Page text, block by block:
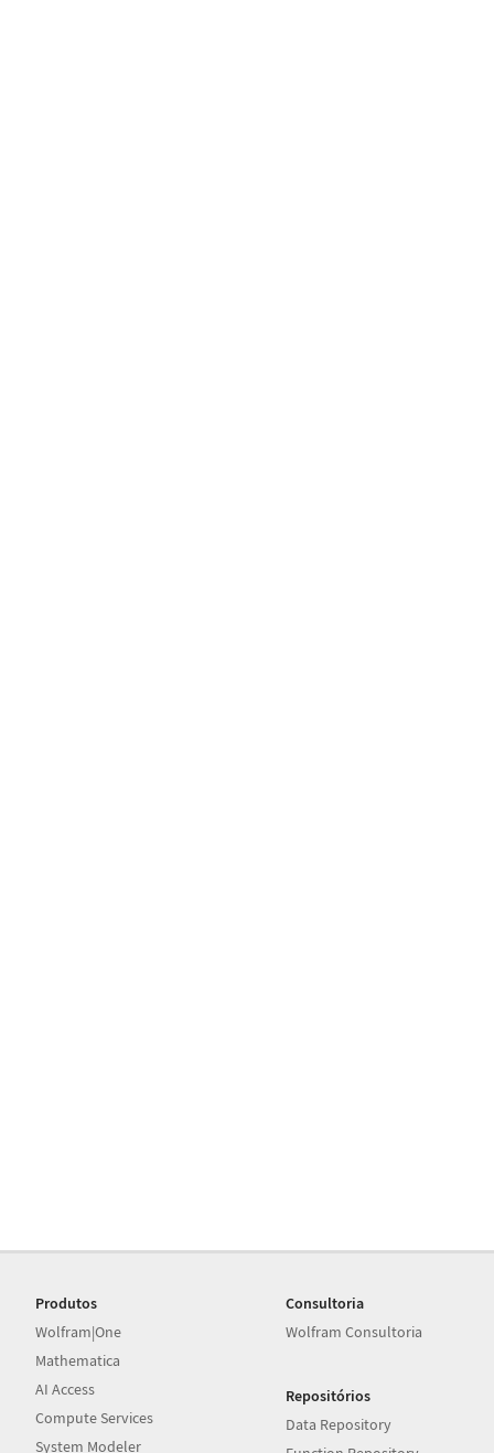
Produtos
Wolfram|One
Mathematica
AI Access
Compute Services
System Modeler
Consultoria
Wolfram Consultoria
Repositórios
Data Repository